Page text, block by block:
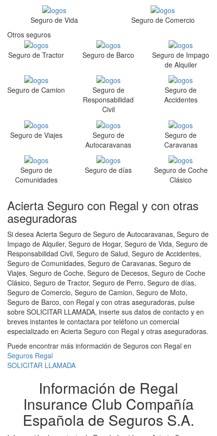
Seguro de Vida
Seguro de Comercio
Otros seguros
Seguro de Tractor Seguro de Barco
Seguro de Impago
de Alquiler
Seguro de Camion
Seguro de
Responsabilidad
Civil
Seguro de
Accidentes
Seguro de Viajes
Seguro de
Autocaravanas
Seguro de
Caravanas
Seguro de
Comunidades
Seguro de días
Seguro de Coche
Clásico
Acierta Seguro con Regal y con otras
aseguradoras
Si desea Acierta Seguro de Seguro de Autocaravanas, Seguro de
Impago de Alquiler, Seguro de Hogar, Seguro de Vida, Seguro de
Responsabilidad Civil, Seguro de Salud, Seguro de Accidentes,
Seguro de Comunidades, Seguro de Caravanas, Seguro de
Viajes, Seguro de Coche, Seguro de Decesos, Seguro de Coche
Clásico, Seguro de Tractor, Seguro de Perro, Seguro de días,
Seguro de Comercio, Seguro de Camion, Seguro de Moto,
Seguro de Barco, con Regal y con otras aseguradoras, pulse
sobre SOLICITAR LLAMADA, inserte sus datos de contacto y en
breves instantes le contactara por teléfono un comercial
especializado en Acierta Seguro con Regal y otras aseguradoras.
Puede encontrar más información de Seguros con Regal en
Seguros Regal
SOLICITAR LLAMADA
Información de Regal
Insurance Club Compañía
Española de Seguros S.A.